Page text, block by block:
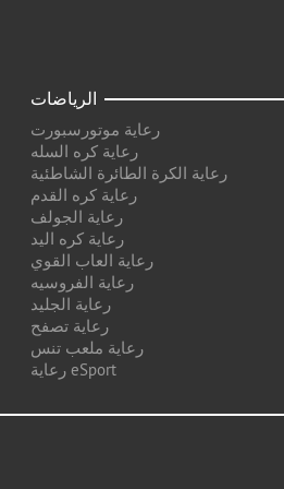
الرياضات
رعاية موتورسبورت
رعاية كره السله
رعاية الكرة الطائرة الشاطئية
رعاية كره القدم
رعاية الجولف
رعاية كره اليد
رعاية العاب القوي
رعاية الفروسيه
رعاية الجليد
رعاية تصفح
رعاية ملعب تنس
رعاية eSport